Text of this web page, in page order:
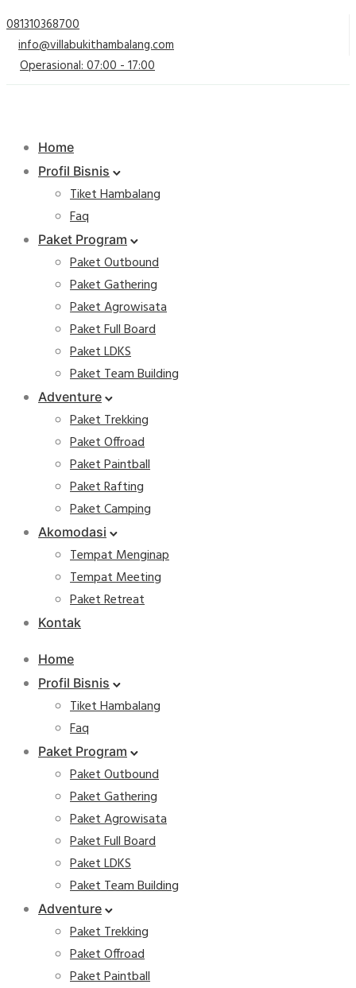
081310368700
info@villabukithambalang.com
Operasional: 07:00 - 17:00
Home
Profil Bisnis
Tiket Hambalang
Faq
Paket Program
Paket Outbound
Paket Gathering
Paket Agrowisata
Paket Full Board
Paket LDKS
Paket Team Building
Adventure
Paket Trekking
Paket Offroad
Paket Paintball
Paket Rafting
Paket Camping
Akomodasi
Tempat Menginap
Tempat Meeting
Paket Retreat
Kontak
Home
Profil Bisnis
Tiket Hambalang
Faq
Paket Program
Paket Outbound
Paket Gathering
Paket Agrowisata
Paket Full Board
Paket LDKS
Paket Team Building
Adventure
Paket Trekking
Paket Offroad
Paket Paintball